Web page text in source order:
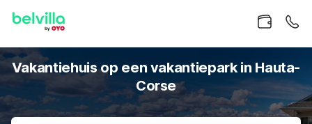
Vakantiehuis op een vakantiepark in Hauta-
Corse